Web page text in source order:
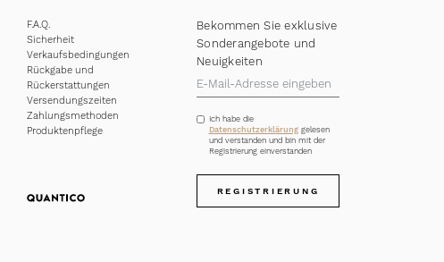
F.A.Q.
Sicherheit
Verkaufsbedingungen
Rückgabe und
Rückerstattungen
Versendungszeiten
Zahlungsmethoden
Produktenpflege
Bekommen Sie exklusive
Sonderangebote und
Neuigkeiten
Ich habe die
Datenschutzerklärunggelesen
und verstanden und bin mit der
Registrierung einverstanden
REGISTRIERUNG